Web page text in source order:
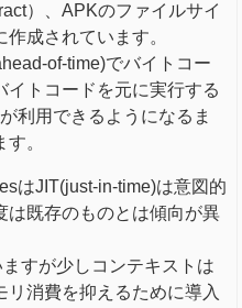
）、APKのファイルサイ
成されています。
of-time)でバイトコー
イトコードを元に実行する
利用できるようになるま
。
はJIT(just-in-time)は意図的
は既存のものとは傾向が異
すが少しコンテキストは
消費を抑えるために導入